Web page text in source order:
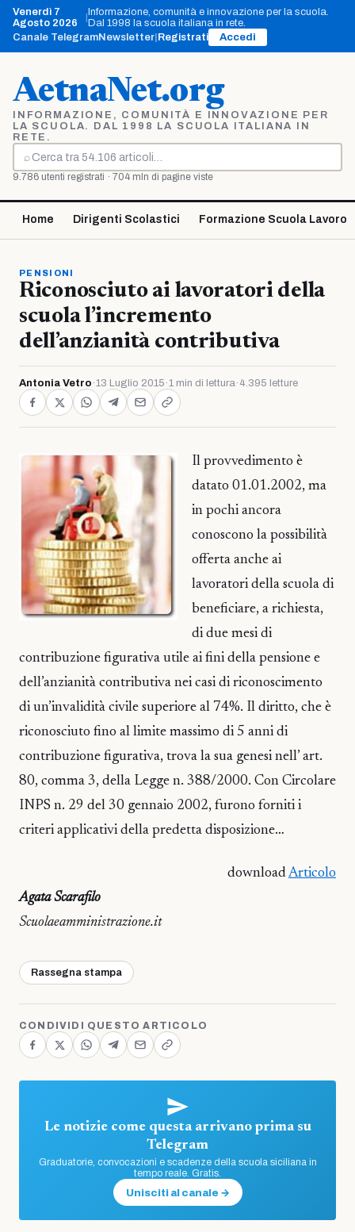
Vai
contenuto
Venerdì 7
Agosto 2026
Informazione, comunità e innovazione per la scuola.
Dal 1998 la scuola italiana in rete.
Canale TelegramNewsletter Registrati Accedi
AetnaNet.org
INFORMAZIONE, COMUNITÀ E INNOVAZIONE PER
LA SCUOLA. DAL 1998 LA SCUOLA ITALIANA IN
RETE.
⌕
Cerca
9.786 utenti registrati · 704 mln di pagine viste
Home Dirigenti Scolastici Formazione Scuola Lavoro
PENSIONI
Riconosciuto ai lavoratori della
scuola l’incremento
dell’anzianità contributiva
Antonia Vetro ·13 Luglio 2015 ·1 min di lettura· 4.395 letture
Il provvedimento è
datato 01.01.2002, ma
in pochi ancora
conoscono la possibilità
offerta anche ai
lavoratori della scuola di
beneficiare, a richiesta,
di due mesi di
contribuzione figurativa utile ai fini della pensione e
dell’anzianità contributiva nei casi di riconoscimento
di un’invalidità civile superiore al 74%. Il diritto, che è
riconosciuto fino al limite massimo di 5 anni di
contribuzione figurativa, trova la sua genesi nell’ art.
80, comma 3, della Legge n. 388/2000. Con Circolare
INPS n. 29 del 30 gennaio 2002, furono forniti i
criteri applicativi della predetta disposizione…
download Articolo
Agata Scarafilo
Scuolaeamministrazione.it
Rassegna stampa
CONDIVIDI QUESTO ARTICOLO
Le notizie come questa arrivano prima su
Telegram
Graduatorie, convocazioni e scadenze della scuola siciliana in
tempo reale. Gratis.
Unisciti al canale →